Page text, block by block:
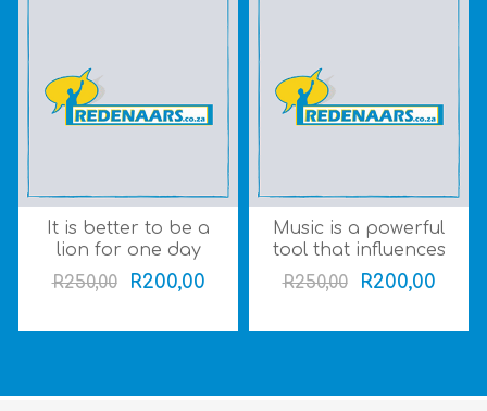
It is better to be a
lion for one day
than a sheep all
your life (Gr 4-7)
R250,00 R200,00
Music is a powerful
tool that influences
our moods and
behaviours (Gr 8-12)
R250,00 R200,00